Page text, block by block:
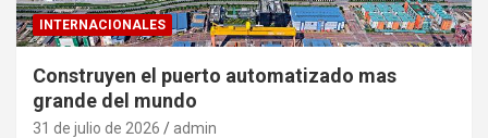
INTERNACIONALES
Construyen el puerto automatizado mas
grande del mundo
31 de julio de 2026 admin